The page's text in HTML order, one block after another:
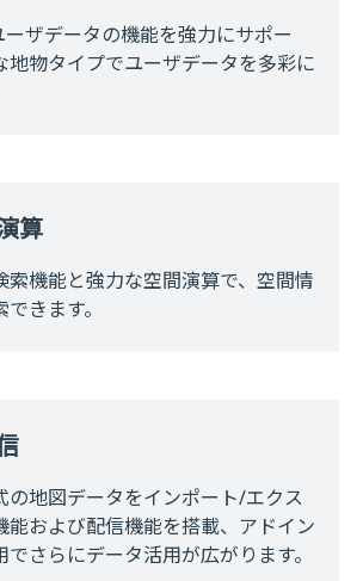
ザデータの機能を強力にサポー
地物タイプでユーザデータを多彩に
算
索機能と強力な空間演算で、空間情
きます。
の地図データをインポート/エクス
能および配信機能を搭載、アドイン
さらにデータ活用が広がります。